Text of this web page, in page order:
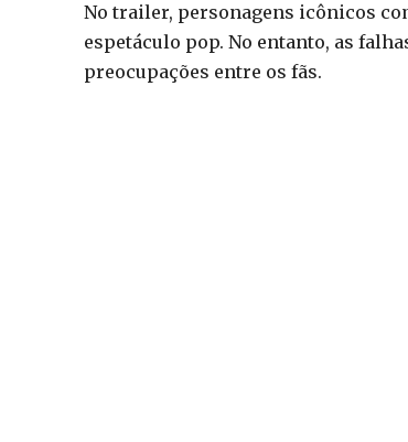
No trailer, personagens icônicos
espetáculo pop. No entanto, as
preocupações entre os fãs.